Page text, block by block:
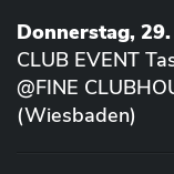
Donnerstag,
CLUB EVENT
@FINE
(Wiesbaden)